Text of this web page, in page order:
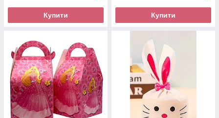
Купити Купити